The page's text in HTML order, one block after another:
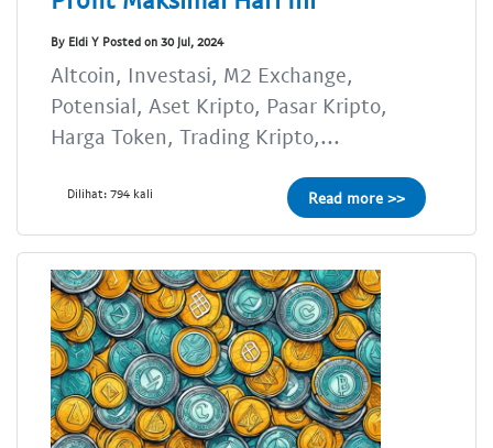
By Eldi Y Posted on 30 Jul, 2024
Altcoin, Investasi, M2 Exchange,
Potensial, Aset Kripto, Pasar Kripto,
Harga Token, Trading Kripto,...
Dilihat: 794 kali Read more >>